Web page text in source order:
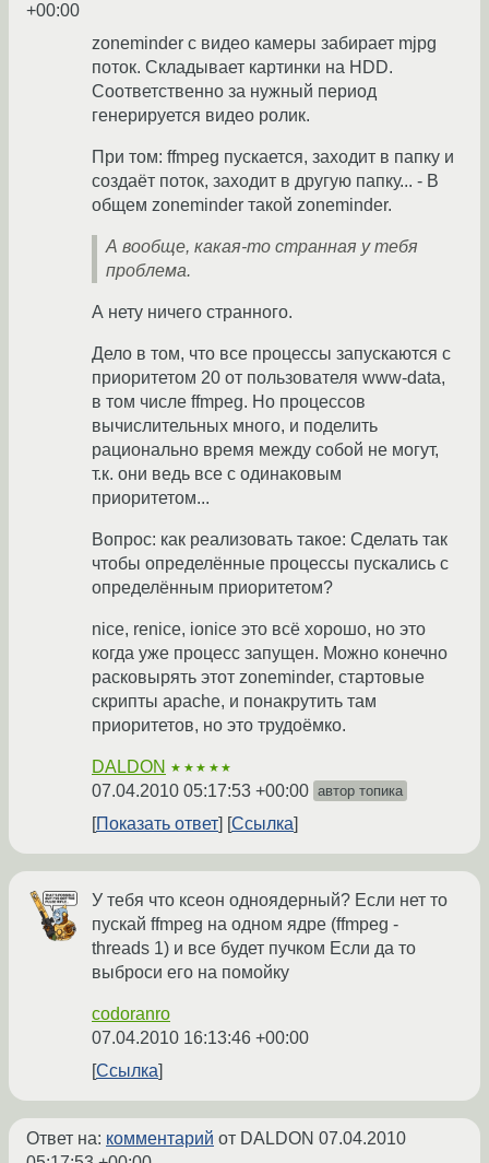
+00:00
zoneminder с видео камеры забирает mjpg
поток. Складывает картинки на HDD.
Соответственно за нужный период
генерируется видео ролик.
При том: ffmpeg пускается, заходит в папку и
создаёт поток, заходит в другую папку... - В
общем zoneminder такой zoneminder.
А вообще, какая-то странная у тебя
проблема.
А нету ничего странного.
Дело в том, что все процессы запускаются с
приоритетом 20 от пользователя www-data,
в том числе ffmpeg. Но процессов
вычислительных много, и поделить
рационально время между собой не могут,
т.к. они ведь все с одинаковым
приоритетом...
Вопрос: как реализовать такое: Сделать так
чтобы определённые процессы пускались с
определённым приоритетом?
nice, renice, ionice это всё хорошо, но это
когда уже процесс запущен. Можно конечно
расковырять этот zoneminder, стартовые
скрипты apache, и понакрутить там
приоритетов, но это трудоёмко.
DALDON ★★★★★
07.04.2010 05:17:53 +00:00 автор топика
Показать ответ Ссылка
У тебя что ксеон одноядерный? Если нет то
пускай ffmpeg на одном ядре (ffmpeg -
threads 1) и все будет пучком Если да то
выброси его на помойку
codoranro
07.04.2010 16:13:46 +00:00
Ссылка
Ответ на: комментарий от DALDON 07.04.2010